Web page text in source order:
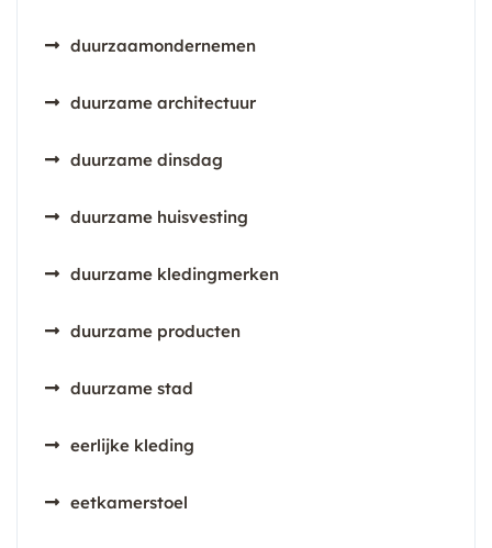
duurzaamondernemen
duurzame architectuur
duurzame dinsdag
duurzame huisvesting
duurzame kledingmerken
duurzame producten
duurzame stad
eerlijke kleding
eetkamerstoel